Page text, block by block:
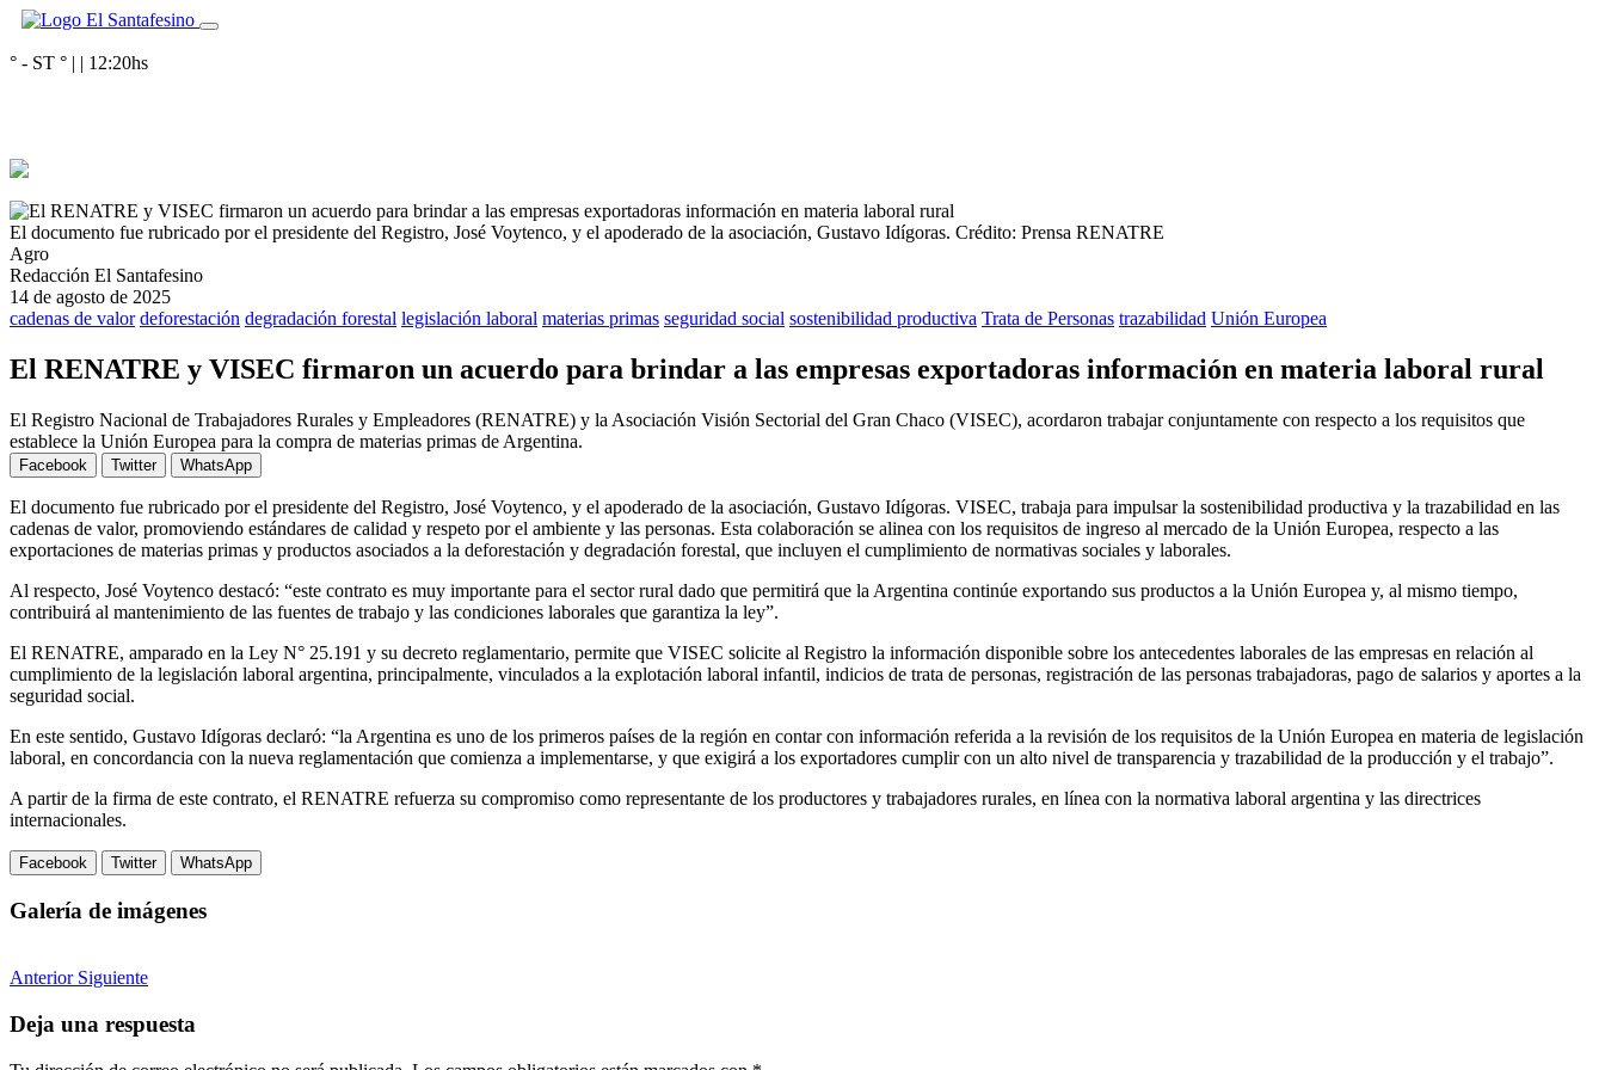
° - ST ° | | 12:20hs
El documento fue rubricado por el presidente del Registro, José Voytenco, y el apoderado de la asociación, Gustavo Idígoras. Crédito: Prensa RENATRE
Agro
Redacción El Santafesino
14 de agosto de 2025
cadenas de valor deforestación degradación forestal legislación laboral materias primas seguridad social sostenibilidad productiva Trata de Personas trazabilidad Unión Europea
El RENATRE y VISEC firmaron un acuerdo para brindar a las empresas exportadoras información en materia laboral rural
El Registro Nacional de Trabajadores Rurales y Empleadores (RENATRE) y la Asociación Visión Sectorial del Gran Chaco (VISEC), acordaron trabajar conjuntamente con respecto a los requisitos que
establece la Unión Europea para la compra de materias primas de Argentina.
Facebook Twitter WhatsApp
El documento fue rubricado por el presidente del Registro, José Voytenco, y el apoderado de la asociación, Gustavo Idígoras. VISEC, trabaja para impulsar la sostenibilidad productiva y la trazabilidad en las
cadenas de valor, promoviendo estándares de calidad y respeto por el ambiente y las personas. Esta colaboración se alinea con los requisitos de ingreso al mercado de la Unión Europea, respecto a las
exportaciones de materias primas y productos asociados a la deforestación y degradación forestal, que incluyen el cumplimiento de normativas sociales y laborales.
Al respecto, José Voytenco destacó: “este contrato es muy importante para el sector rural dado que permitirá que la Argentina continúe exportando sus productos a la Unión Europea y, al mismo tiempo,
contribuirá al mantenimiento de las fuentes de trabajo y las condiciones laborales que garantiza la ley”.
El RENATRE, amparado en la Ley N° 25.191 y su decreto reglamentario, permite que VISEC solicite al Registro la información disponible sobre los antecedentes laborales de las empresas en relación al
cumplimiento de la legislación laboral argentina, principalmente, vinculados a la explotación laboral infantil, indicios de trata de personas, registración de las personas trabajadoras, pago de salarios y aportes a la
seguridad social.
En este sentido, Gustavo Idígoras declaró: “la Argentina es uno de los primeros países de la región en contar con información referida a la revisión de los requisitos de la Unión Europea en materia de legislación
laboral, en concordancia con la nueva reglamentación que comienza a implementarse, y que exigirá a los exportadores cumplir con un alto nivel de transparencia y trazabilidad de la producción y el trabajo”.
A partir de la firma de este contrato, el RENATRE refuerza su compromiso como representante de los productores y trabajadores rurales, en línea con la normativa laboral argentina y las directrices
internacionales.
Facebook Twitter WhatsApp
Galería de imágenes
Anterior Siguiente
Deja una respuesta